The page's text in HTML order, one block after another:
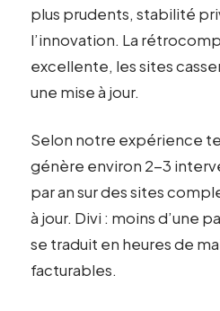
plus prudents, stabilité
l’innovation. La
excellente, les sites
une mise à jour.
Selon notre expérience
génère environ 2-3
par an sur des sites
à jour. Divi : moins d’une
se traduit en heures de
facturables.